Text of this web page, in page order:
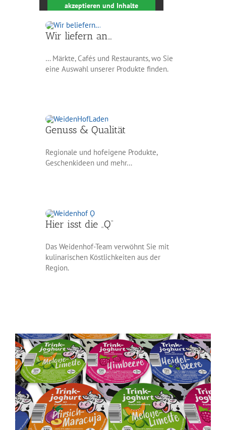
akzeptieren und Inhalte
Wir liefern an…
… Märkte, Cafés und Restaurants, wo Sie
eine Auswahl unserer Produkte finden.
Genuss & Qualität
Regionale und hofeigene Produkte,
Geschenkideen und mehr…
Hier isst die „Q“
Das Weidenhof-Team verwöhnt Sie mit
kulinarischen Köstlichkeiten aus der
Region.